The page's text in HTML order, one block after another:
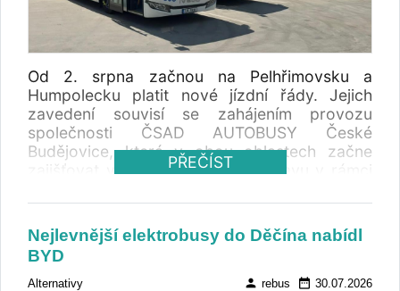
Od 2. srpna začnou na Pelhřimovsku a
Humpolecku platit nové jízdní řády. Jejich
zavedení souvisí se zahájením provozu
společnosti ČSAD AUTOBUSY České
Budějovice, která v obou oblastech začne
zajišťovat veřejnou linkovou dopravu v rámci
dotknou regionálních i mezikrajských linek a
budou znamenat i úpravu spojení mezi
Vysočinou, Prahou a Středočeským krajem.
PŘEČÍST
Nejlevnější elektrobusy do Děčína nabídl
BYD
Alternativy person rebus date_range 30.07.2026